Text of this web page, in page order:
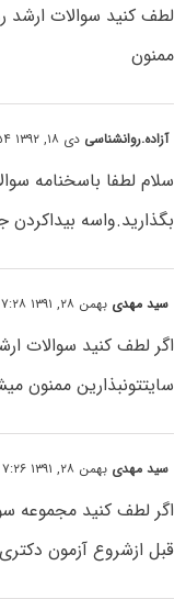
ممنون
آزاده.روانشناسی دی ۱۸, ۱۳۹۲ at ۱۱:۵۴ ق٫ظ
سلام لطفا باسخنامه
بگذارید.واسه
سید مهدی بهمن ۲۸, ۱۳۹۱ at ۷:۲۸ ب٫ظ
سایتتونبذارین ممنون
سید مهدی بهمن ۲۸, ۱۳۹۱ at ۷:۲۶ ب٫ظ
اگر لطف کنید مجموعه
قبل ازشروع آزمون